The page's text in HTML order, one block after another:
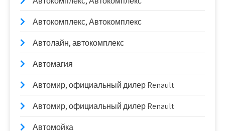
Автокомплекс, Автокомплекс
Автолайн, автокомплекс
Автомагия
Автомир, официальный дилер Renault
Автомир, официальный дилер Renault
Автомойка